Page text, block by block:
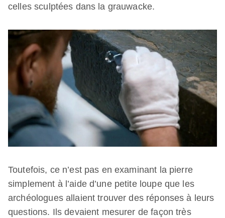
celles sculptées dans la grauwacke.
Toutefois, ce n’est pas en examinant la pierre
simplement à l’aide d’une petite loupe que les
archéologues allaient trouver des réponses à leurs
questions. Ils devaient mesurer de façon très